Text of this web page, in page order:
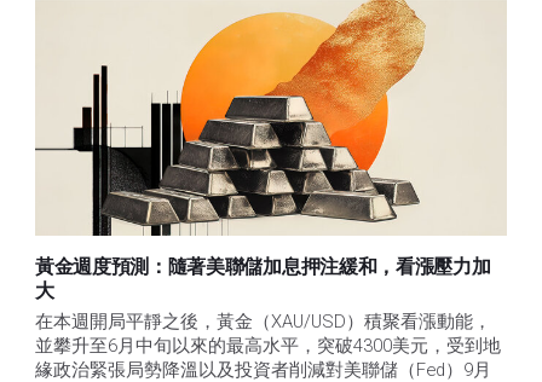
黃金週度預測：隨著美聯儲加息押注緩和，看漲壓力加
大
在本週開局平靜之後，黃金（XAU/USD）積聚看漲動能，
並攀升至6月中旬以來的最高水平，突破4300美元，受到地
緣政治緊張局勢降溫以及投資者削減對美聯儲（Fed）9月